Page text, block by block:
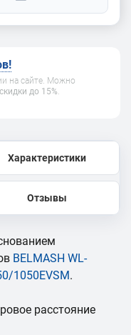
на сайте. Можно
скидки до 15%.
Характеристики
Отзывы
BELMASH WL-
1050EVSM.
расстояние